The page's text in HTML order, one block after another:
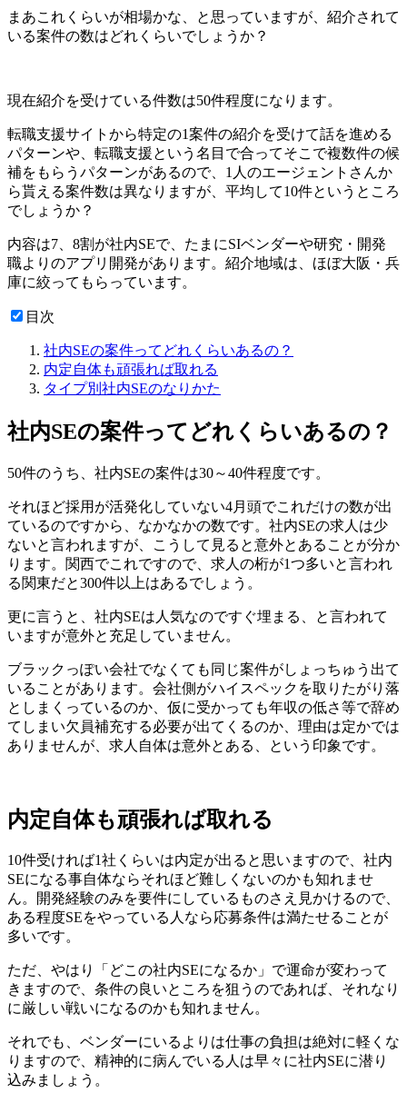
まあこれくらいが相場かな、と思っていますが、紹介されて
いる案件の数はどれくらいでしょうか？
現在紹介を受けている件数は50件程度になります。
転職支援サイトから特定の1案件の紹介を受けて話を進める
パターンや、転職支援という名目で合ってそこで複数件の候
補をもらうパターンがあるので、1人のエージェントさんか
ら貰える案件数は異なりますが、平均して10件というところ
でしょうか？
内容は7、8割が社内SEで、たまにSIベンダーや研究・開発
職よりのアプリ開発があります。紹介地域は、ほぼ大阪・兵
庫に絞ってもらっています。
目次
社内SEの案件ってどれくらいあるの？
内定自体も頑張れば取れる
タイプ別社内SEのなりかた
社内SEの案件ってどれくらいあるの？
50件のうち、社内SEの案件は30～40件程度です。
それほど採用が活発化していない4月頭でこれだけの数が出
ているのですから、なかなかの数です。社内SEの求人は少
ないと言われますが、こうして見ると意外とあることが分か
ります。関西でこれですので、求人の桁が1つ多いと言われ
る関東だと300件以上はあるでしょう。
更に言うと、社内SEは人気なのですぐ埋まる、と言われて
いますが意外と充足していません。
ブラックっぽい会社でなくても同じ案件がしょっちゅう出て
いることがあります。会社側がハイスペックを取りたがり落
としまくっているのか、仮に受かっても年収の低さ等で辞め
てしまい欠員補充する必要が出てくるのか、理由は定かでは
ありませんが、求人自体は意外とある、という印象です。
内定自体も頑張れば取れる
10件受ければ1社くらいは内定が出ると思いますので、社内
SEになる事自体ならそれほど難しくないのかも知れませ
ん。開発経験のみを要件にしているものさえ見かけるので、
ある程度SEをやっている人なら応募条件は満たせることが
多いです。
ただ、やはり「どこの社内SEになるか」で運命が変わって
きますので、条件の良いところを狙うのであれば、それなり
に厳しい戦いになるのかも知れません。
それでも、ベンダーにいるよりは仕事の負担は絶対に軽くな
りますので、精神的に病んでいる人は早々に社内SEに潜り
込みましょう。